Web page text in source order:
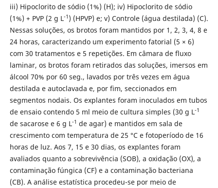
iii) Hipoclorito de sódio (1%) (H); iv) Hipoclorito de sódio
(1%) + PVP (2 g L-1 ) (HPVP) e; v) Controle (água destilada) (C).
Nessas soluções, os brotos foram mantidos por 1, 2, 3, 4, 8 e
24 horas, caracterizando um experimento fatorial (5 × 6)
com 30 tratamentos e 5 repetições. Em câmara de fluxo
laminar, os brotos foram retirados das soluções, imersos em
álcool 70% por 60 seg., lavados por três vezes em água
destilada e autoclavada e, por fim, seccionados em
segmentos nodais. Os explantes foram inoculados em tubos
de ensaio contendo 5 ml meio de cultura simples (30 g L-1
de sacarose e 6 g L-1 de agar) e mantidos em sala de
crescimento com temperatura de 25 °C e fotoperíodo de 16
horas de luz. Aos 7, 15 e 30 dias, os explantes foram
avaliados quanto a sobrevivência (SOB), a oxidação (OX), a
contaminação fúngica (CF) e a contaminação bacteriana
(CB). A análise estatística procedeu-se por meio de